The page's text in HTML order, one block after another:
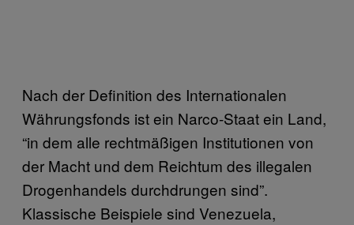
Nach der Definition des Internationalen
Währungsfonds ist ein Narco-Staat ein Land,
“in dem alle rechtmäßigen Institutionen von
der Macht und dem Reichtum des illegalen
Drogenhandels durchdrungen sind”.
Klassische Beispiele sind Venezuela,